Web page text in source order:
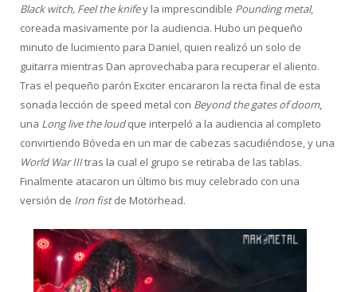
Black witch, Feel the knifey la imprescindible Pounding metal,
coreada masivamente por la audiencia. Hubo un pequeño
minuto de lucimiento para Daniel, quien realizó un solo de
guitarra mientras Dan aprovechaba para recuperar el aliento.
Tras el pequeño parón Exciter encararon la recta final de esta
sonada lección de speed metal con Beyond the gates of doom,
una Long live the loudque interpeló a la audiencia al completo
convirtiendo Bóveda en un mar de cabezas sacudiéndose, y una
World War IIItras la cual el grupo se retiraba de las tablas.
Finalmente atacaron un último bis muy celebrado con una
versión de Iron fistde Motörhead.